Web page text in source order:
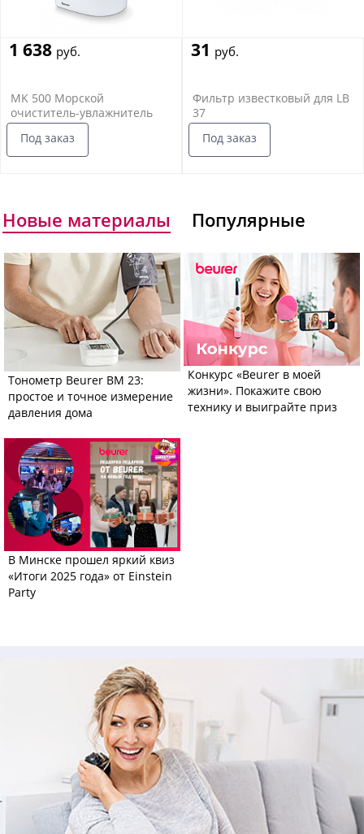
1 638 руб.
MK 500 Морской
очиститель-увлажнитель
воздуха
Под заказ
31 руб.
Фильтр известковый для LB
37
Под заказ
Новые материалы Популярные
Тонометр Beurer BM 23:
простое и точное измерение
давления дома
Конкурс «Beurer в моей
жизни». Покажите свою
технику и выиграйте приз
В Минске прошел яркий квиз
«Итоги 2025 года» от Einstein
Party